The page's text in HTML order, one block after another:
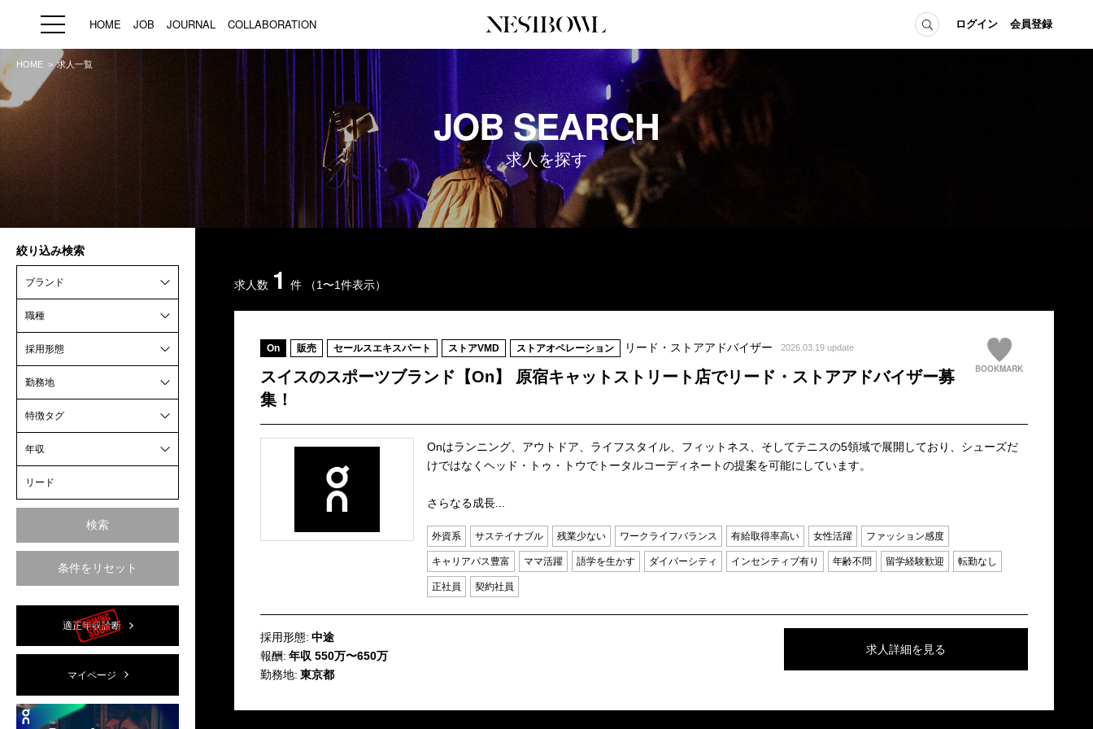
HOME JOB JOURNAL COLLABORATION ログイン 会員登録
HOME JOB
求人検索
新着求人
ブランド一覧
JOURNAL
インタビュー
エデュケーション
ニュース＆イベント
データ
COLLABORATION
コラボ募集一覧
コラボ募集記事
コラボ実績案内
初めての方へ
Q&A
プライバシーポリシー
HOME 求人一覧
JOB SEARCH
求人を探す
絞り込み検索
ブランド
職種
採用形態
勤務地
特徴タグ
年収
検索
条件をリセット
適正年収診断
マイページ
求人数 1 件 （1〜1件表示）
BOOKMARK
On 販売 セールスエキスパート ストアVMD ストアオペレーション リード・ストアアドバイザー 2026.03.19 update
スイスのスポーツブランド【On】 原宿キャットストリート店でリード・ストアアドバイザー募
集！
Onはランニング、アウトドア、ライフスタイル、フィットネス、そしてテニスの5領域で展開しており、シューズだ
けではなくヘッド・トゥ・トウでトータルコーディネートの提案を可能にしています。
さらなる成長...
外資系 サステイナブル 残業少ない ワークライフバランス 有給取得率高い 女性活躍 ファッション感度
キャリアパス豊富 ママ活躍 語学を生かす ダイバーシティ インセンティブ有り 年齢不問 留学経験歓迎 転勤なし
正社員 契約社員
採用形態: 中途
報酬: 年収 550万〜650万
勤務地: 東京都
求人詳細を見る